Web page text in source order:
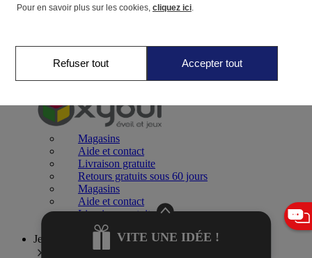
Jeux 0-2 ans
Magasins
Aide et contact
Livraison gratuite
Retours gratuits sous 60 jours
Magasins
Aide et contact
Livraison gratuite
Retours gratuits sous 60 jours
Jeux 2-4 ans
VITE UNE IDÉE !
Pour en savoir plus sur les cookies, cliquez ici.
Refuser tout Accepter tout